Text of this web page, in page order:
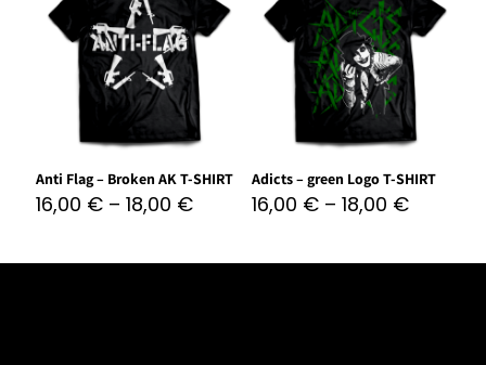
Anti Flag – Broken AK T-SHIRT
16,00 € – 18,00 €
Adicts – green Logo T-SHIRT
16,00 €– 18,00 €